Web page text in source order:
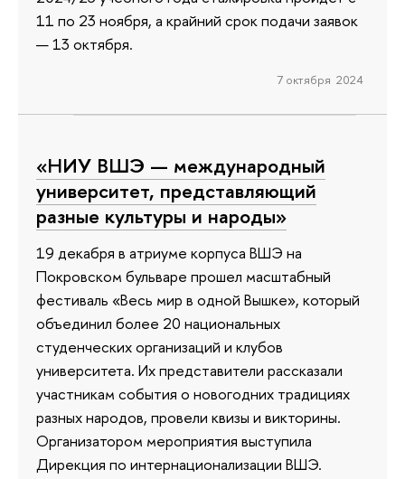
11 по 23 ноября, а крайний срок подачи заявок
— 13 октября.
7 октября 2024
«НИУ ВШЭ — международный
университет, представляющий
разные культуры и народы»
19 декабря в атриуме корпуса ВШЭ на
Покровском бульваре прошел масштабный
фестиваль «Весь мир в одной Вышке», который
объединил более 20 национальных
студенческих организаций и клубов
университета. Их представители рассказали
участникам события о новогодних традициях
разных народов, провели квизы и викторины.
Организатором мероприятия выступила
Дирекция по интернационализации ВШЭ.